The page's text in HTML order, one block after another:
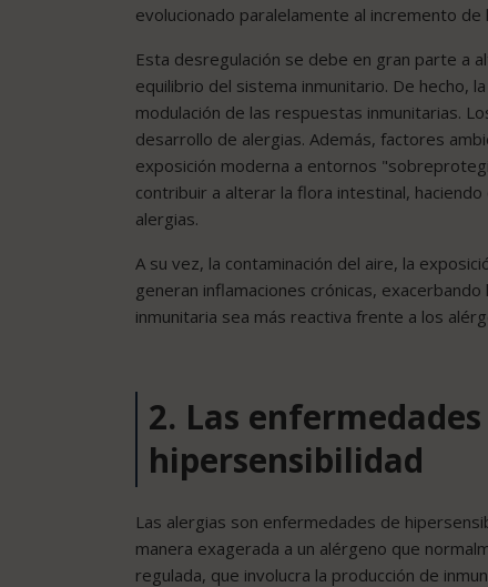
evolucionado paralelamente al incremento
Esta desregulación se debe en gran parte a
equilibrio del sistema inmunitario. De hecho,
modulación de las respuestas inmunitarias.
desarrollo de alergias. Además, factores
exposición moderna a entornos
contribuir a alterar la flora intestinal,
alergias.
A su vez, la contaminación del aire, la
generan inflamaciones crónicas,
inmunitaria sea más reactiva frente a los
2. Las
hipersensibilidad
Las alergias son enfermedades de
manera exagerada a un alérgeno que
regulada, que involucra la producción de